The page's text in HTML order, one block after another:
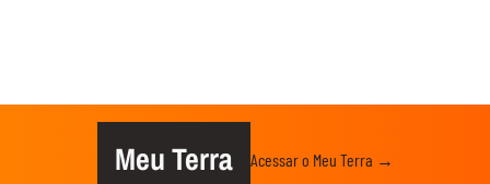
Meu Terra Acessar o Meu Terra →